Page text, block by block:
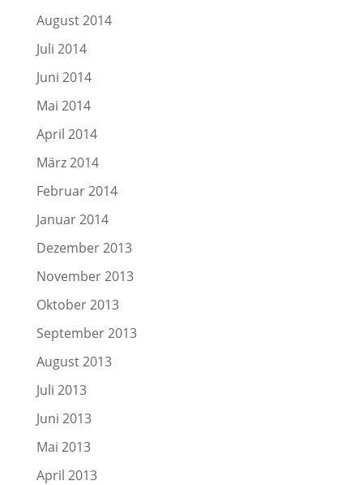
August 2014
Juli 2014
Juni 2014
Mai 2014
April 2014
März 2014
Februar 2014
Januar 2014
Dezember 2013
November 2013
Oktober 2013
September 2013
August 2013
Juli 2013
Juni 2013
Mai 2013
April 2013